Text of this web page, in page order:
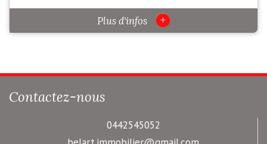
Plus d'infos +
Contactez-nous
0442545052